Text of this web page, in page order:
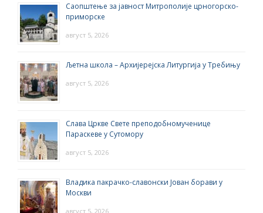
Саопштење за јавност Митрополије црногорско-
приморске
август 5, 2026
Љетна школа – Архијерејска Литургија у Требињу
август 5, 2026
Слава Цркве Свете преподобномученице
Параскеве у Сутомору
август 5, 2026
Владика пакрачко-славонски Јован борави у
Москви
август 5, 2026